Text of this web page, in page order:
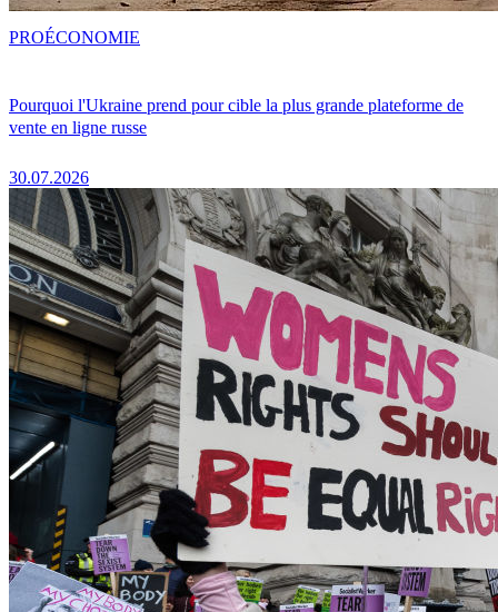
Pourquoi l'Ukraine prend pour cible la plus grande plateforme de
vente en ligne russe
30.07.2026
PROÉCONOMIE